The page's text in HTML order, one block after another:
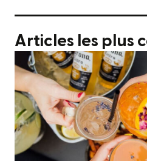
Articles les plus